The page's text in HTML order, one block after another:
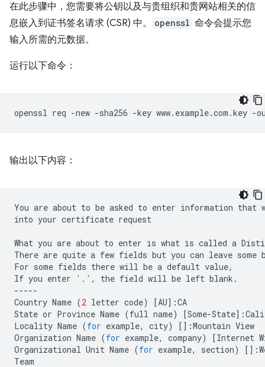
在此步骤中，您需要将公钥以及与贵组织和贵网站相关的信
息嵌入到证书签名请求 (CSR) 中。
openssl 命令会提示您
输入所需的元数据。
运行以下命令：
openssl req -new -sha256 -key www.example.com.key -
输出以下内容：
You are about to be asked to enter information that
into your certificate request
What you are about to enter is what is called a
There are quite a few fields but you can leave some
For some fields there will be a default value,
If you enter '.' , the field will be left blank.
-----
Country Name (2 letter code) [AU] :CA
State or Province Name (full name) [Some-State]
Locality Name (for example, city) [] :Mountain View
Organization Name (for example, company) [Internet
Organizational Unit Name (for example, section) []
Team